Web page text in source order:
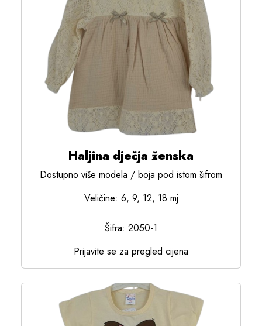
Haljina dječja ženska
Dostupno više modela / boja pod istom šifrom
Veličine: 6, 9, 12, 18 mj
Šifra: 2050-1
Prijavite se za pregled cijena